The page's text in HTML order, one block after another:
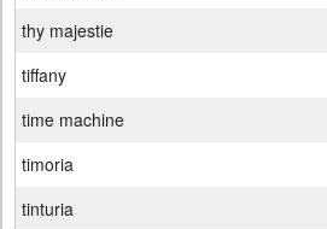
thy majestie
tiffany
time machine
timoria
tinturia